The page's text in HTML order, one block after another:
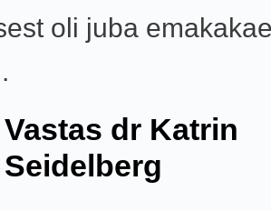
oli juba
Vastas dr Katrin
Seidelberg